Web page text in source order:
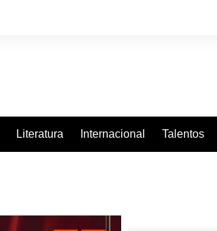
Literatura Internacional Talentos